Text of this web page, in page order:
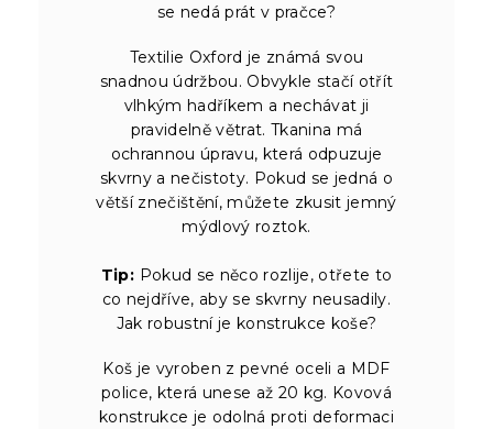
se nedá prát v pračce?
Textilie Oxford je známá svou
snadnou údržbou. Obvykle stačí otřít
vlhkým hadříkem a nechávat ji
pravidelně větrat. Tkanina má
ochrannou úpravu, která odpuzuje
skvrny a nečistoty. Pokud se jedná o
větší znečištění, můžete zkusit jemný
mýdlový roztok.
Tip: Pokud se něco rozlije, otřete to
co nejdříve, aby se skvrny neusadily.
Jak robustní je konstrukce koše?
Koš je vyroben z pevné oceli a MDF
police, která unese až 20 kg. Kovová
konstrukce je odolná proti deformaci